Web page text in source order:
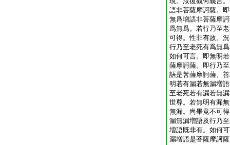
語非菩薩摩訶薩。
無爲増語非菩薩摩
爲無爲。若行乃至
可得。性非有故。
行乃至老死有爲無
如何可言。即無明
薩摩訶薩。即行乃
語是菩薩摩訶薩。
明若有漏若無漏増
至老死若有漏若無
世尊。若無明有漏
無漏。尚畢竟不可
漏無漏増語及行乃
増語既非有。如何
漏増語是菩薩摩訶